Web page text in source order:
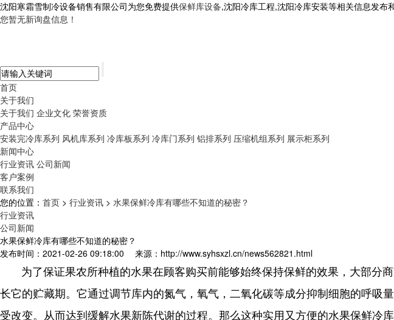
沈阳寒霜雪制冷设备销售有限公司为您免费提供保鲜库设备,沈阳冷库工程,沈阳冷库安装等相关信息发布
您暂无新询盘信息！
首页
关于我们
关于我们 企业文化 荣誉资质
产品中心
安装完冷库系列 风机库系列 冷库板系列 冷库门系列 铝排系列 压缩机组系列 展示柜系列
新闻中心
行业资讯 公司新闻
客户案例
联系我们
您的位置： 首页 > 行业资讯 > 水果保鲜冷库有哪些不知道的秘密？
行业资讯
公司新闻
水果保鲜冷库有哪些不知道的秘密？
发布时间：2021-02-26 09:18:00
来源：http://www.syhsxzl.cn/news562821.html
为了保证果农所种植的水果在顾客购买前能够始终保持保鲜的效果，大部分
长它的贮藏期。它通过调节库内的氮气，氧气，二氧化碳等成分抑制细胞的呼
受改变。从而达到缓解水果新陈代谢的过程。那么这种实用又方便的水果保鲜冷